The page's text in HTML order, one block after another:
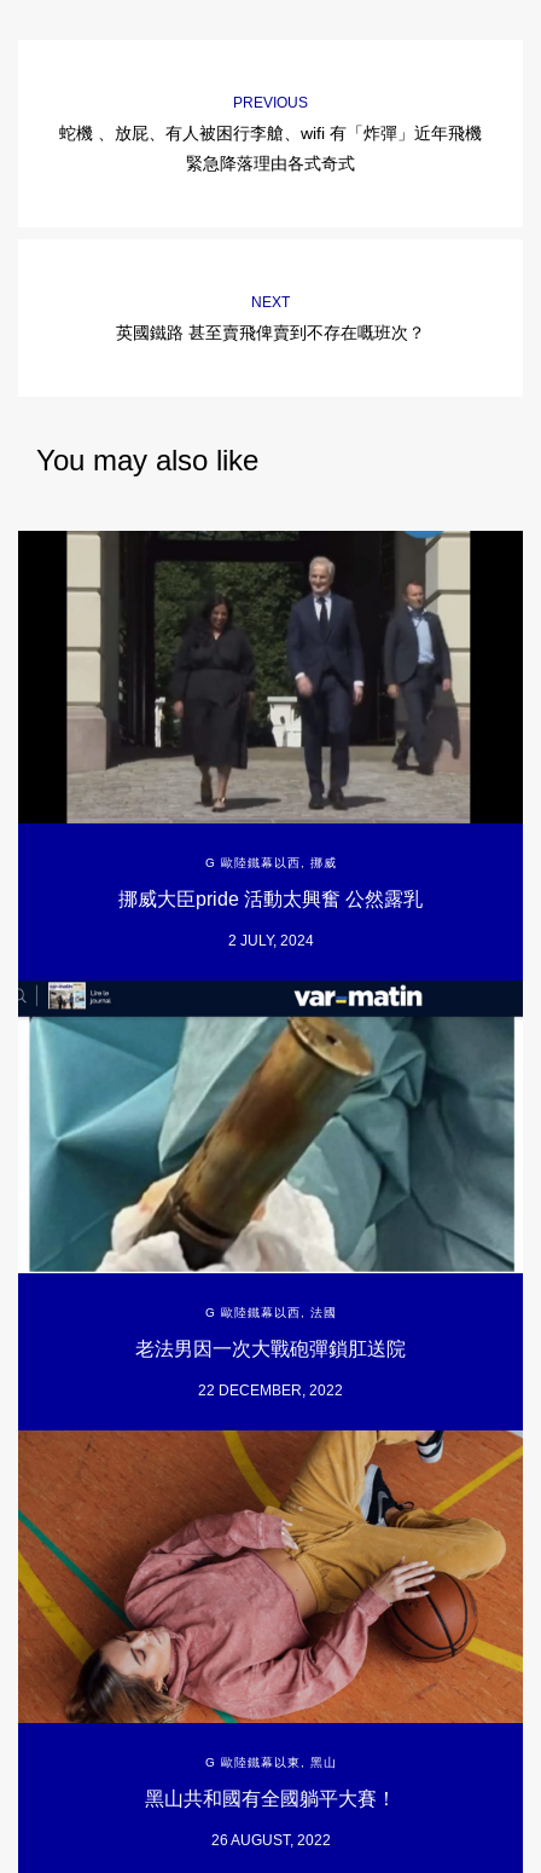
PREVIOUS
蛇機 、放屁、有人被困行李艙、wifi 有「炸彈」近年飛機
緊急降落理由各式奇式
NEXT
英國鐵路 甚至賣飛俾賣到不存在嘅班次？
You may also like
G 歐陸鐵幕以西, 挪威
挪威大臣pride 活動太興奮 公然露乳
2 JULY, 2024
G 歐陸鐵幕以西, 法國
老法男因一次大戰砲彈鎖肛送院
22 DECEMBER, 2022
G 歐陸鐵幕以東, 黑山
黑山共和國有全國躺平大賽！
26 AUGUST, 2022